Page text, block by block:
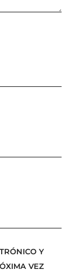
Y
VEZ